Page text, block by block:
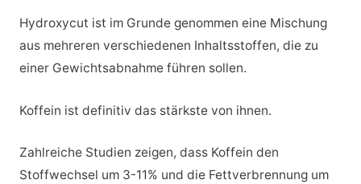
Hydroxycut ist im Grunde genommen eine Mischung
aus mehreren verschiedenen Inhaltsstoffen, die zu
einer Gewichtsabnahme führen sollen.
Koffein ist definitiv das stärkste von ihnen.
Zahlreiche Studien zeigen, dass Koffein den
Stoffwechsel um 3-11% und die Fettverbrennung um